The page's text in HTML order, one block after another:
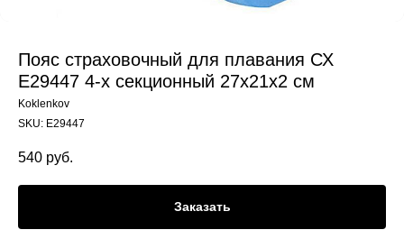
Пояс страховочный для плавания СХ
E29447 4-х секционный 27x21x2 см
Koklenkov
SKU: E29447
540 руб.
Заказать